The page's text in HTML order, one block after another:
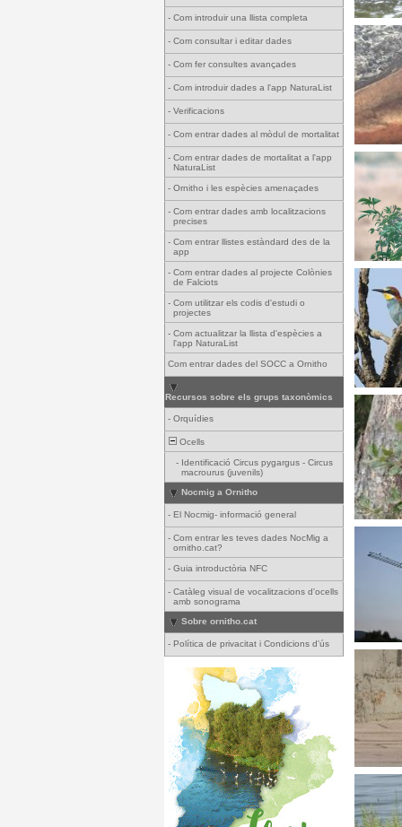
- Com introduir una llista completa
- Com consultar i editar dades
- Com fer consultes avançades
- Com introduir dades a l'app NaturaList
- Verificacions
- Com entrar dades al mòdul de mortalitat
- Com entrar dades de mortalitat a l'app
NaturaList
- Ornitho i les espècies amenaçades
- Com entrar dades amb localitzacions
precises
- Com entrar llistes estàndard des de la
app
- Com entrar dades al projecte Colònies
de Falciots
- Com utilitzar els codis d'estudi o
projectes
- Com actualitzar la llista d'espècies a
l'app NaturaList
Com entrar dades del SOCC a Ornitho
Recursos sobre els grups taxonòmics
- Orquídies
Ocells
- Identificació Circus pygargus - Circus
macrourus (juvenils)
Nocmig a Ornitho
- El Nocmig- informació general
- Com entrar les teves dades NocMig a
ornitho.cat?
- Guia introductòria NFC
- Catàleg visual de vocalitzacions d'ocells
amb sonograma
Sobre ornitho.cat
- Política de privacitat i Condicions d'ús